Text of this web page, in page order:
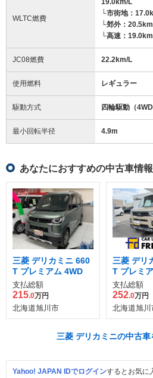
WLTC燃費
└市街地：
└郊外：
└高速：
JC08燃費 22.2km/L
使用燃料 レギュラー
駆動方式 四輪駆動（4WD
最小回転半径 4.9m
あなたにおすすめの中古車情報
三菱 デリカミニ 660
T プレミアム 4WD
支払総額
215.0万円
北海道旭川市
三菱 デリ
T プレミ
支払総額
252.0万円
北海道旭川
三菱 デリカミニの中古車
Yahoo! JAPAN IDでログインするとお気に